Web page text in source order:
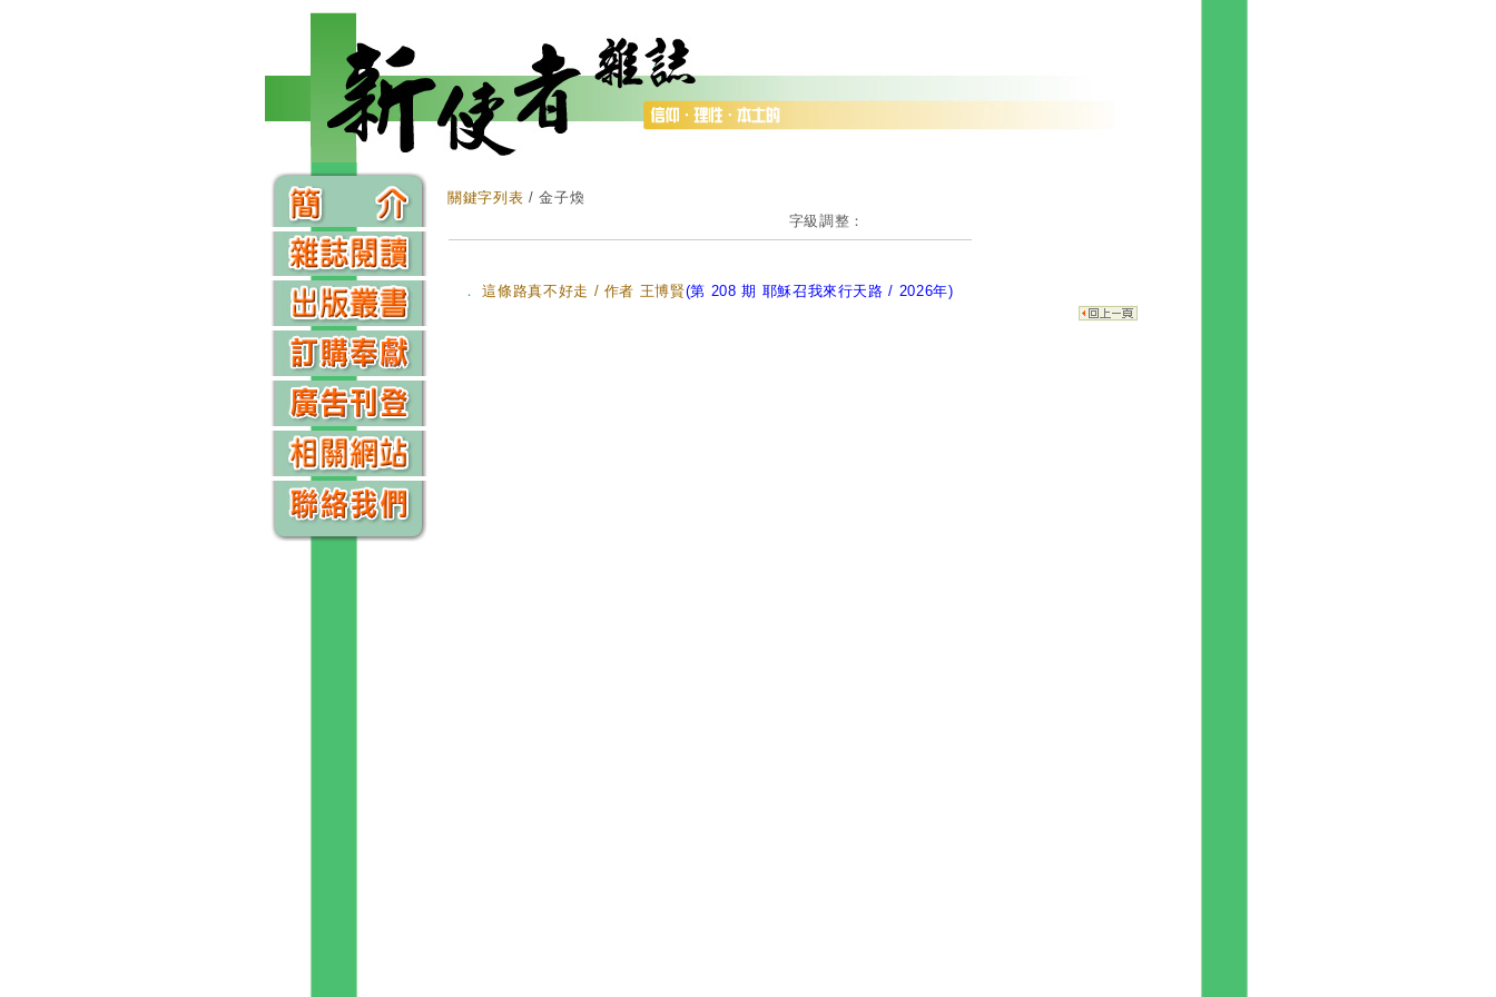
關鍵字列表 / 金子煥
字級調整：
．這條路真不好走 / 作者 王博賢(第 208 期 耶穌召我來行天路 / 2026年)